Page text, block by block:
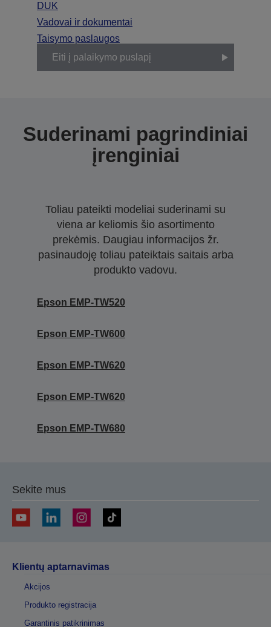
DUK
Vadovai ir dokumentai
Taisymo paslaugos
Eiti į palaikymo puslapį
Suderinami pagrindiniai
įrenginiai
Toliau pateikti modeliai suderinami su
viena ar keliomis šio asortimento
prekėmis. Daugiau informacijos žr.
pasinaudoję toliau pateiktais saitais arba
produkto vadovu.
Epson EMP-TW520
Epson EMP-TW600
Epson EMP-TW620
Epson EMP-TW620
Epson EMP-TW680
Sekite mus
Klientų aptarnavimas
Akcijos
Produkto registracija
Garantinis patikrinimas